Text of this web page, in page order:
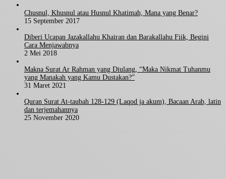
Chusnul, Khusnul atau Husnul Khatimah, Mana yang Benar?
15 September 2017
Diberi Ucapan Jazakallahu Khairan dan Barakallahu Fiik, Begini
Cara Menjawabnya
2 Mei 2018
Makna Surat Ar Rahman yang Diulang, “Maka Nikmat Tuhanmu
yang Manakah yang Kamu Dustakan?”
31 Maret 2021
Quran Surat At-taubah 128-129 (Laqod ja akum), Bacaan Arab, latin
dan terjemahannya
25 November 2020